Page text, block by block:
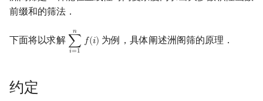
数学符号表
F.A.Q.
致谢
技巧
出题 Kate
编译器
WSL (Windows 10)
Testlib
函数
新版 C++ 特性
Pascal 转 C++ 急救
Python 速成
Java 进阶
贪心
排序 快速排序
二分
A*
迭代加深搜索
回溯法
DAG 上的 DP
树形 DP
数位 DP
状态设计优化
字典树 (Trie)
前缀函数与 KMP 算法
Z 函数（扩展 KMP）
过程
Part 1
求和
Chirp Z 变换
多项式牛顿迭代
多项式初等函数
卡特兰数
斯特林数
伯努利数
行列式
线性空间
线性映射
并查集
堆
单调栈
Size Balanced Tree
树上问题
树上启发式合并
有向无环图
最短路问题
三角剖分
凸包
旋转卡壳
随机化
悬线法
计算理论基础
前缀和的筛法．
下面将以求解
𝑛
∑
𝑖=1
𝑓(𝑖)
∑i =1 nf(i 为例，具体阐述洲阁筛的原理．
约定